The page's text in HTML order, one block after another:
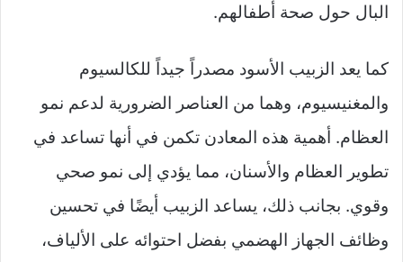
البال حول صحة أطفالهم.
كما يعد الزبيب الأسود مصدراً جيداً للكالسيوم
والمغنيسيوم، وهما من العناصر الضرورية لدعم نمو
العظام. أهمية هذه المعادن تكمن في أنها تساعد في
تطوير العظام والأسنان، مما يؤدي إلى نمو صحي
وقوي. بجانب ذلك، يساعد الزبيب أيضًا في تحسين
وظائف الجهاز الهضمي بفضل احتوائه على الألياف،